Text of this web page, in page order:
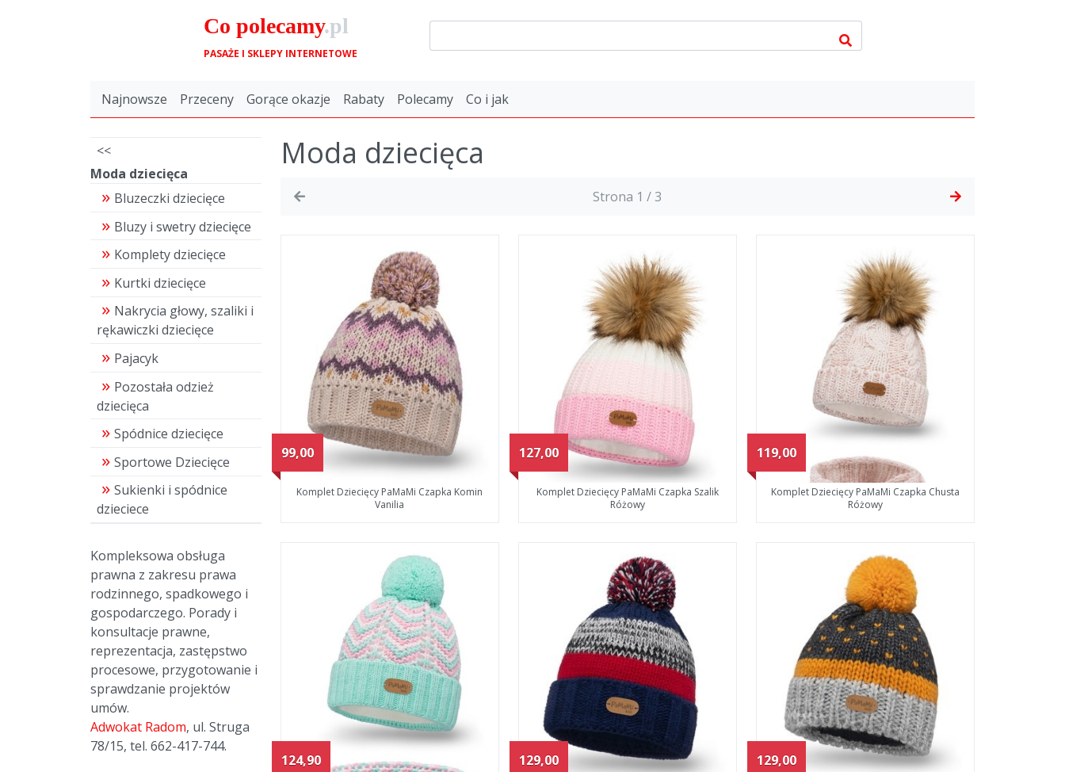
Co polecamy.pl
PASAŻE I SKLEPY INTERNETOWE
Najnowsze Przeceny Gorące okazje Rabaty Polecamy Co i jak
<<
Moda dziecięca
Bluzeczki dziecięce
Bluzy i swetry dziecięce
Komplety dziecięce
Kurtki dziecięce
Nakrycia głowy, szaliki i
rękawiczki dziecięce
Pajacyk
Pozostała odzież
dziecięca
Spódnice dziecięce
Sportowe Dziecięce
Sukienki i spódnice
dzieciece
Kompleksowa obsługa
prawna z zakresu prawa
rodzinnego, spadkowego i
gospodarczego. Porady i
konsultacje prawne,
reprezentacja, zastępstwo
procesowe, przygotowanie i
sprawdzanie projektów
umów.
Adwokat Radom, ul. Struga
78/15, tel. 662-417-744.
Moda dziecięca
Strona 1 / 3
99,00
Komplet Dziecięcy PaMaMi Czapka Komin
Vanilia
127,00
Komplet Dziecięcy PaMaMi Czapka Szalik
Różowy
119,00
Komplet Dziecięcy PaMaMi Czapka Chusta
Różowy
124,90 129,00 129,00